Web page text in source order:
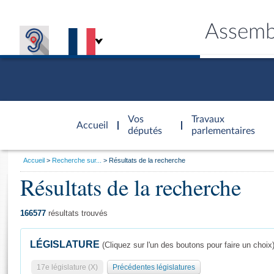
Accueil
d'accueil
Vos
députés
Travaux
parlementaires
Général
Vous
Accueil Recherche sur... Résultats de la recherche
Résultats de la recherche
166577 résultats trouvés
LÉGISLATURE (Cliquez sur l'un des boutons pour faire un choix)
17e législature (X) Précédentes législatures